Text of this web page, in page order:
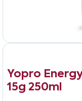
Yopro
15g 250ml